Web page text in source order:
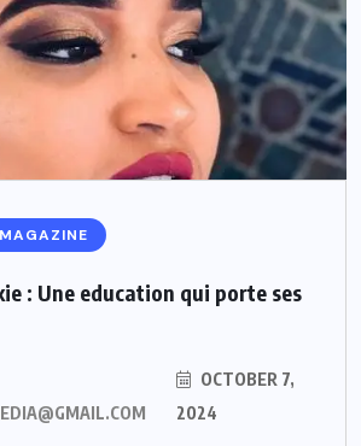
MAGAZINE
: Une education qui porte ses
OCTOBER 7,
2024